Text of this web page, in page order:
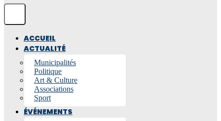
ACCUEIL
ACTUALITÉ
Municipalités
Politique
Art & Culture
Associations
Sport
ÉVÉNEMENTS